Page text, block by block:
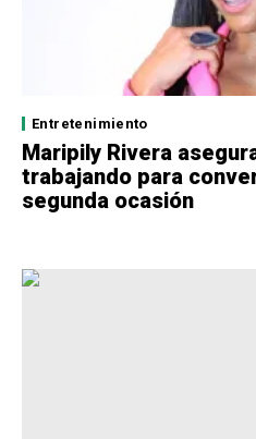
Entretenimiento
Maripily Rivera
trabajando para
segunda ocasión